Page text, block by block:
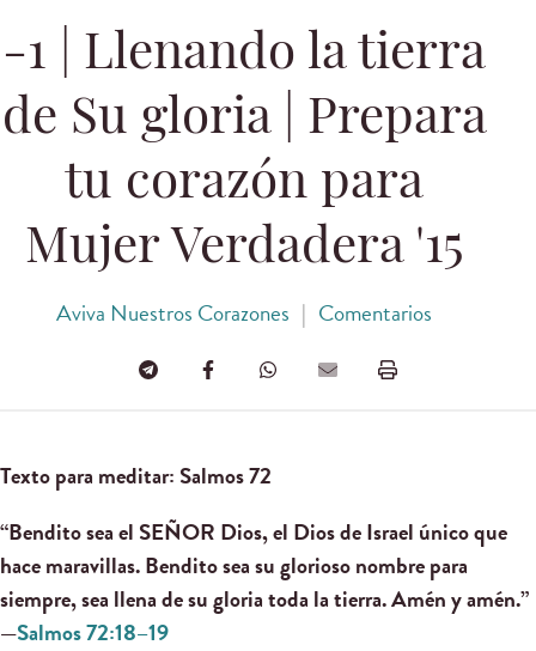
-1 | Llenando la tierra
de Su gloria | Prepara
tu corazón para
Mujer Verdadera '15
Aviva Nuestros Corazones | Comentarios
Texto para meditar: Salmos 72
“Bendito sea el SEÑOR Dios, el Dios de Israel único que
hace maravillas. Bendito sea su glorioso nombre para
siempre,sea llena de su gloria toda la tierra. Amén y amén.”
—Salmos 72:18–19